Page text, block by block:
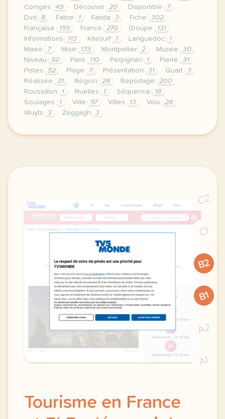
Corrigés
49 Découvrir 20 Disponible
7
Dvd
8 Fabre 1 Farida 3 Fiche
302
Française
195 France 270 Groupe
131
Informations
113 Kitesurf 1 Languedoc
1
Maee
7 Mise 173 Montpellier 2 Musée
30
Niveau
50 Paris 110 Perpignan 1 Pierre
31
Pistes
52 Plage 7 Présentation 31 Quart
3
Réalisée
31 Région 28 Reportage
200
Roussillon
1 Ruelles 1 Séquence
18
Soulages
1 Ville 97 Villes 13 Voix
28
Wuyts
3 Zeggagh 3
le respect de votre vie privee est une priorite
C2
C1
B2
B1
A2
A1
Tourisme en France